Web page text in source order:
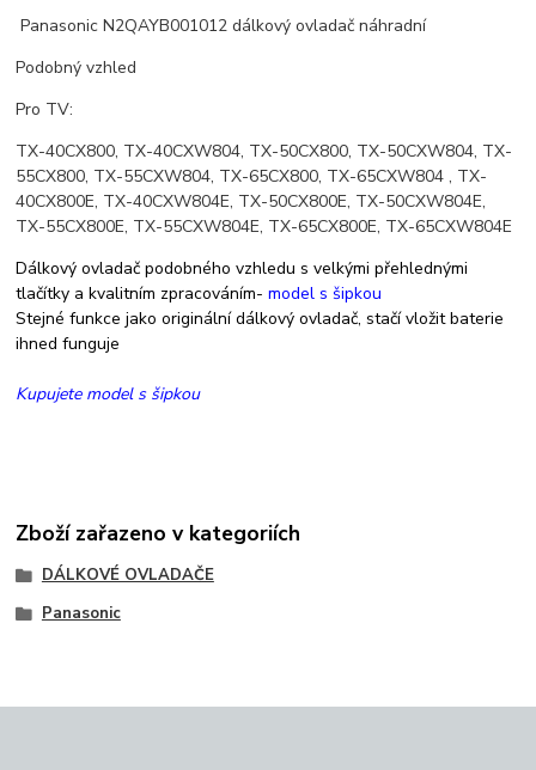
Panasonic N2QAYB001012 dálkový ovladač náhradní
Podobný vzhled
Pro TV:
TX-40CX800, TX-40CXW804, TX-50CX800, TX-50CXW804, TX-
55CX800, TX-55CXW804, TX-65CX800, TX-65CXW804 , TX-
40CX800E, TX-40CXW804E, TX-50CX800E, TX-50CXW804E,
TX-55CX800E, TX-55CXW804E, TX-65CX800E, TX-65CXW804E
Dálkový ovladač podobného vzhledu s velkými přehlednými
tlačítky a kvalitním zpracováním-model s šipkou
Stejné funkce jako originální dálkový ovladač, stačí vložit baterie
ihned funguje
Kupujete model s šipkou
Zboží zařazeno v kategoriích
DÁLKOVÉ OVLADAČE
Panasonic